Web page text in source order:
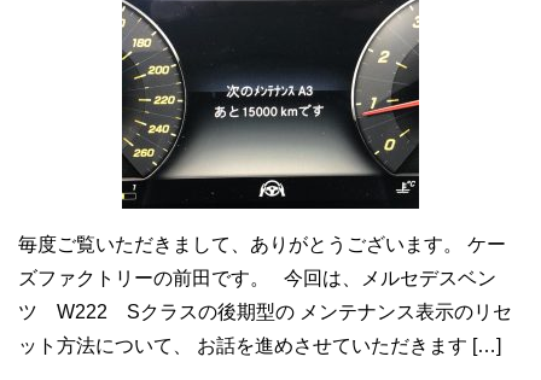
毎度ご覧いただきまして、ありがとうございます。 ケー
ズファクトリーの前田です。 今回は、メルセデスベン
ツ W222 Sクラスの後期型の メンテナンス表示のリセ
ット方法について、 お話を進めさせていただきます […]